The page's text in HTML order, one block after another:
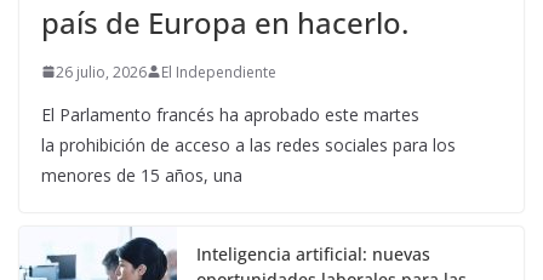
país de Europa en hacerlo.
26 julio, 2026 El Independiente
El Parlamento francés ha aprobado este martes
la prohibición de acceso a las redes sociales para los
menores de 15 años, una
Inteligencia artificial: nuevas